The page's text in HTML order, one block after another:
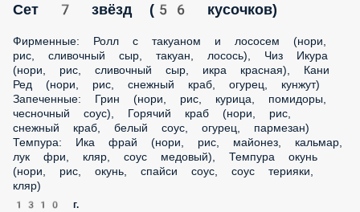
Фирменные: Ролл с такуаном и лососем (нори, рис,
сливочный сыр, икра красная), Кани Ред (нори, рис,
снежный краб, огурец, кунжут) Запеченные: Грин (нори,
рис, курица, помидоры, чесночный соус), Горячий краб
(нори, рис, снежный краб, белый соус, огурец, пармезан)
Темпура: Ика фрай (нори, рис, майонез, кальмар, лук фри,
кляр, соус медовый), Темпура окунь (нори, рис, окунь,
спайси соус, соус терияки, кляр)
1310 г.
2 700 ₽